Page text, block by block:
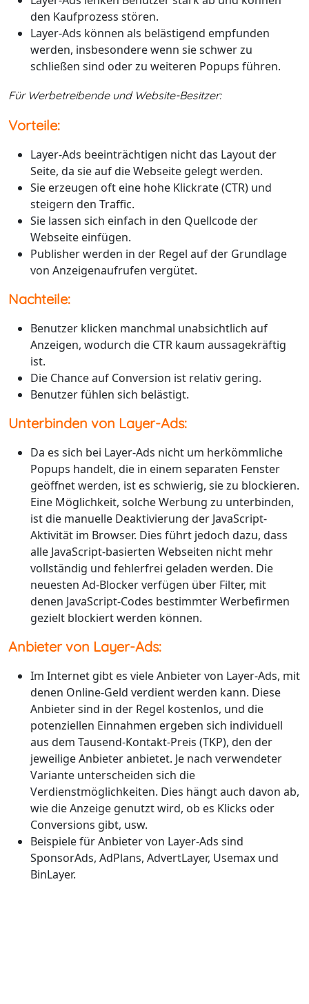
den Kaufprozess stören.
Layer-Ads können als belästigend empfunden
werden, insbesondere wenn sie schwer zu
schließen sind oder zu weiteren Popups führen.
Für Werbetreibende und Website-Besitzer:
Vorteile:
Layer-Ads beeinträchtigen nicht das Layout der
Seite, da sie auf die Webseite gelegt werden.
Sie erzeugen oft eine hohe Klickrate (CTR) und
steigern den Traffic.
Sie lassen sich einfach in den Quellcode der
Webseite einfügen.
Publisher werden in der Regel auf der Grundlage
von Anzeigenaufrufen vergütet.
Nachteile:
Benutzer klicken manchmal unabsichtlich auf
Anzeigen, wodurch die CTR kaum aussagekräftig
ist.
Die Chance auf Conversion ist relativ gering.
Benutzer fühlen sich belästigt.
Unterbinden von Layer-Ads:
Da es sich bei Layer-Ads nicht um herkömmliche
Popups handelt, die in einem separaten Fenster
geöffnet werden, ist es schwierig, sie zu blockieren.
Eine Möglichkeit, solche Werbung zu unterbinden,
ist die manuelle Deaktivierung der JavaScript-
Aktivität im Browser. Dies führt jedoch dazu, dass
alle JavaScript-basierten Webseiten nicht mehr
vollständig und fehlerfrei geladen werden. Die
neuesten Ad-Blocker verfügen über Filter, mit
denen JavaScript-Codes bestimmter Werbefirmen
gezielt blockiert werden können.
Anbieter von Layer-Ads:
Im Internet gibt es viele Anbieter von Layer-Ads, mit
denen Online-Geld verdient werden kann. Diese
Anbieter sind in der Regel kostenlos, und die
potenziellen Einnahmen ergeben sich individuell
aus dem Tausend-Kontakt-Preis (TKP), den der
jeweilige Anbieter anbietet. Je nach verwendeter
Variante unterscheiden sich die
Verdienstmöglichkeiten. Dies hängt auch davon ab,
wie die Anzeige genutzt wird, ob es Klicks oder
Conversions gibt, usw.
Beispiele für Anbieter von Layer-Ads sind
SponsorAds, AdPlans, AdvertLayer, Usemax und
BinLayer.